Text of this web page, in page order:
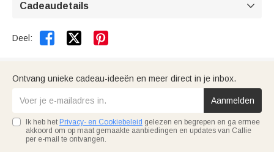
Cadeaudetails 
Deel:  
Ontvang unieke cadeau-ideeën en meer direct in je inbox.
Aanmelden
Ik heb het Privacy- en Cookiebeleid gelezen en begrepen en ga ermee
akkoord om op maat gemaakte aanbiedingen en updates van Callie
per e-mail te ontvangen.